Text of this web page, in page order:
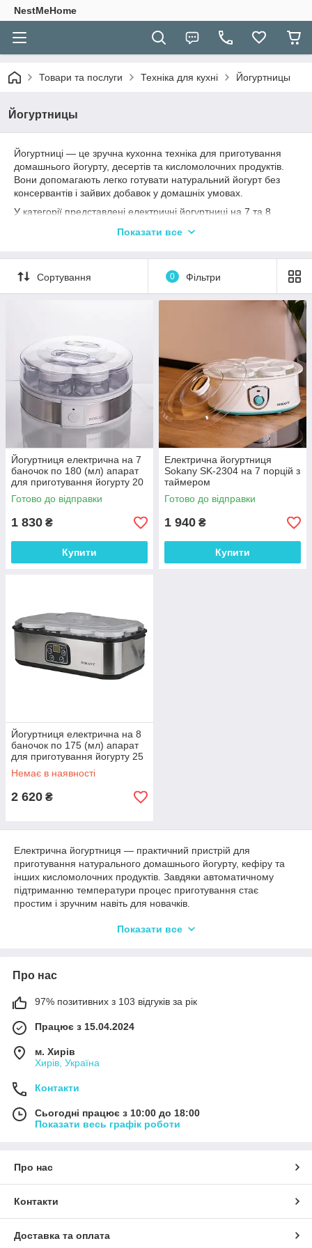
NestMeHome
Товари та послуги Техніка для кухні Йогуртницы
Йогуртницы
Йогуртниці — це зручна кухонна техніка для приготування
домашнього йогурту, десертів та кисломолочних продуктів.
Вони допомагають легко готувати натуральний йогурт без
консервантів і зайвих добавок у домашніх умовах.
У категорії представлені електричні йогуртниці на 7 та 8
порцій корисного продукту для всієї родини. Пристрої
Компактний дизайн, просте керування та зручні порційні
баночки роблять йогуртниці чудовим вибором для щоденного
Показати все
Сортування 0 Фільтри
Йогуртниця електрична на 7
баночок по 180 (мл) апарат
для приготування йогурту 20
Вт йогуртниця для дому SK-
08017
Готово до відправки
1 830 ₴
Купити
Електрична йогуртниця
Sokany SK-2304 на 7 порцій з
таймером
Готово до відправки
1 940 ₴
Купити
Йогуртниця електрична на 8
баночок по 175 (мл) апарат
для приготування йогурту 25
Вт йогуртниця з таймером
для дому SK2303SS
Немає в наявності
2 620 ₴
Електрична йогуртниця — практичний пристрій для
приготування натурального домашнього йогурту, кефіру та
інших кисломолочних продуктів. Завдяки автоматичному
підтриманню температури процес приготування стає
простим і зручним навіть для новачків.
йогурт із улюбленими інгредієнтами: фруктами, ягодами,
Переваги електричних йогуртниць:
приготування натурального домашнього йогурту;
просте та зрозуміле керування;
підходять для всієї родини;
можливість контролювати склад продуктів;
економія порівняно з покупними йогуртами.
кисломолочних продуктів у домашніх умовах щодня.
Показати все
Про нас
97% позитивних з 103 відгуків за рік
Працює з 15.04.2024
м. Хирів
Хирів, Україна
Контакти
Сьогодні працює з 10:00 до 18:00
Показати весь графік роботи
Про нас
Контакти
Доставка та оплата